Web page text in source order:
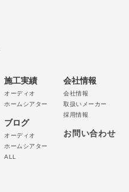
施工実績
オーディオ
ホームシアター
ブログ
オーディオ
ホームシアター
ALL
会社情報
会社情報
取扱いメーカー
採用情報
お問い合わせ